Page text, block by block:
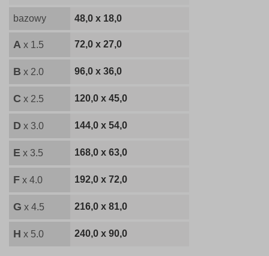
bazowy 48,0 x 18,0
A x 1.5 72,0 x 27,0
B x 2.0 96,0 x 36,0
C x 2.5 120,0 x 45,0
D x 3.0 144,0 x 54,0
E x 3.5 168,0 x 63,0
F x 4.0 192,0 x 72,0
G x 4.5 216,0 x 81,0
H x 5.0 240,0 x 90,0